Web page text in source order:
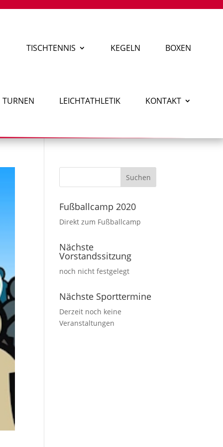
TISCHTENNIS KEGELN BOXEN
TURNEN LEICHTATHLETIK KONTAKT
Fußballcamp 2020
Direkt zum Fußballcamp
Nächste
Vorstandssitzung
noch nicht festgelegt
Nächste Sporttermine
Derzeit noch keine
Veranstaltungen